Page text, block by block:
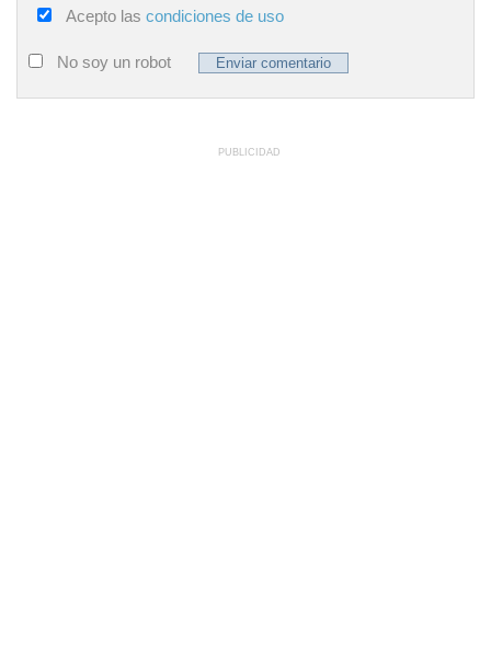
Acepto las condiciones de uso
No soy un robot
PUBLICIDAD